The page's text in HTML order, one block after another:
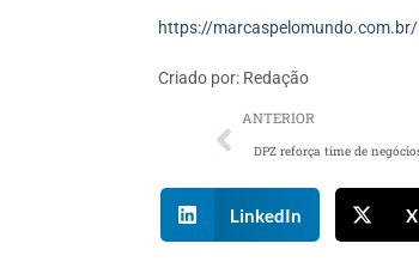
https://marcaspelomundo.com.br/
Criado por: Redação
ANTERIOR
LinkedIn X